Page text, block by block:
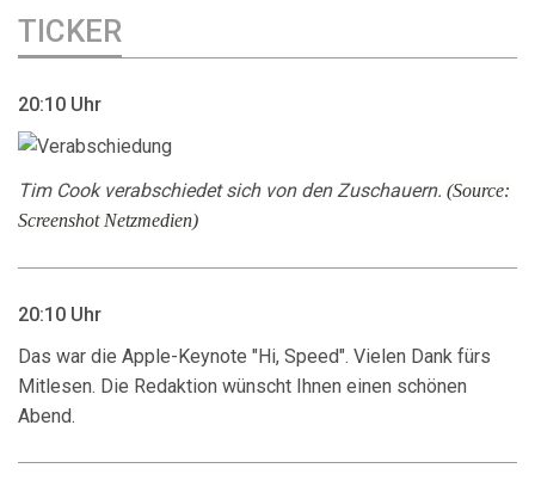
TICKER
20:10 Uhr
Tim Cook verabschiedet sich von den Zuschauern. (Source:
Screenshot Netzmedien)
20:10 Uhr
Das war die Apple-Keynote "Hi, Speed". Vielen Dank fürs
Mitlesen. Die Redaktion wünscht Ihnen einen schönen
Abend.